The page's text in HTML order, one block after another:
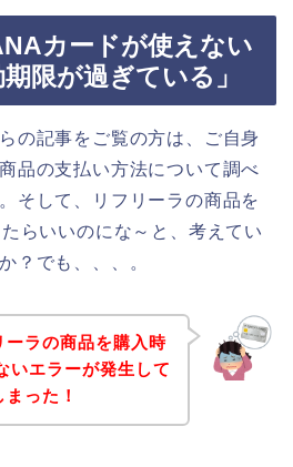
カードが使えない
限が過ぎている」
の記事をご覧の方は、ご自身
品の支払い方法について調べ
そして、リフリーラの商品を
らいいのにな～と、考えてい
？でも、、、。
ラの商品を購入時
いエラーが発生して
った！